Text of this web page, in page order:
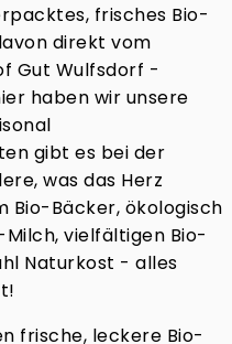
frisches Bio-
direkt vom
Gut Wulfsdorf -
haben wir unsere
gibt es bei der
was das Herz
Bio-Bäcker, ökologisch
vielfältigen Bio-
Naturkost - alles
frische, leckere Bio-